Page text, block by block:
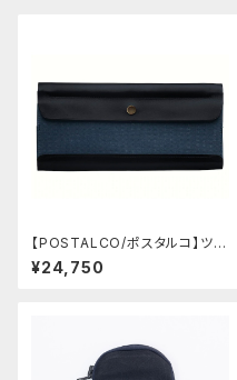
【POSTALCO/ポスタルコ】ツー
ルボックス (Navy Blue)
¥24,750